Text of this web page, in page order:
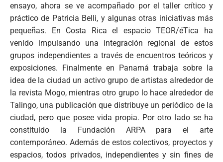
ensayo, ahora se ve acompañado por el taller crítico y
práctico de Patricia Belli, y algunas otras iniciativas más
pequeñas. En Costa Rica el espacio TEOR/éTica ha
venido impulsando una integración regional de estos
grupos independientes a través de encuentros teóricos y
exposiciones. Finalmente en Panamá trabaja sobre la
idea de la ciudad un activo grupo de artistas alrededor de
la revista Mogo, mientras otro grupo lo hace alrededor de
Talingo, una publicación que distribuye un periódico de la
ciudad, pero que posee vida propia. Por otro lado se ha
constituido la Fundación ARPA para el arte
contemporáneo. Además de estos colectivos, proyectos y
espacios, todos privados, independientes y sin fines de